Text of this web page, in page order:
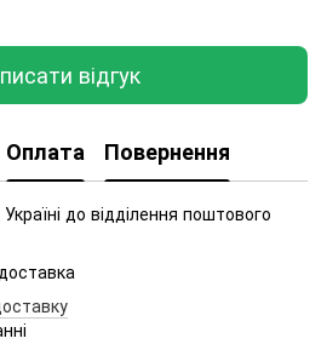
відгук
Оплата Повернення
до відділення поштового